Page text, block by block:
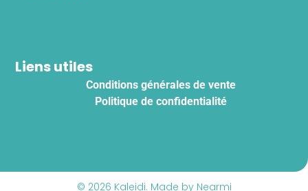
Liens utiles
Conditions générales de vente
Politique de confidentialité
© 2026 Kaleidi. Made by Nearmi